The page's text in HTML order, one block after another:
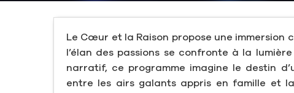
Le Cœur et la Raison propose une
l’élan des passions se confronte à la
narratif, ce programme imagine le destin
entre les airs galants appris en famille et